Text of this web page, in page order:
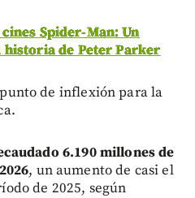
cines Spider-Man: Un
historia de Peter Parker
de inflexión para la
6.190 millones de
, un aumento de casi el
de 2025, según